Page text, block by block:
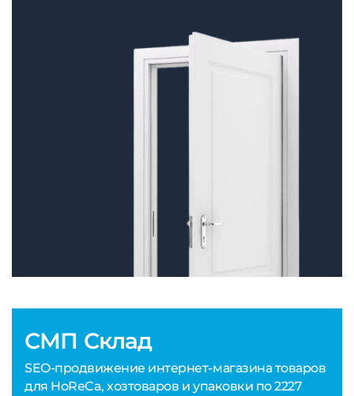
СМП Склад
SEO-продвижение интернет-магазина товаров
для HoReCa, хозтоваров и упаковки по 2227